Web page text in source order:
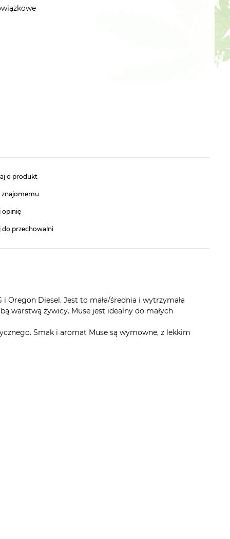
o produkt
znajomemu
opinię
do przechowalni
Diesel. Jest to mała/średnia i wytrzymała
warstwą żywicy. Muse jest idealny do małych
Smak i aromat Muse są wymowne, z lekkim